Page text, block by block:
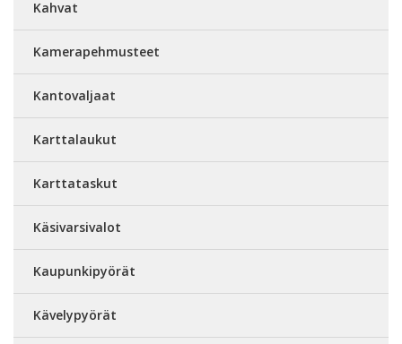
Kahvat
Kamerapehmusteet
Kantovaljaat
Karttalaukut
Karttataskut
Käsivarsivalot
Kaupunkipyörät
Kävelypyörät